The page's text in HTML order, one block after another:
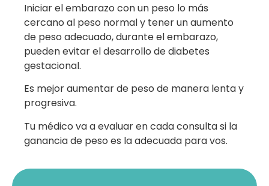
Iniciar el embarazo con un peso lo más
cercano al peso normal y tener un aumento
de peso adecuado, durante el embarazo,
pueden evitar el desarrollo de diabetes
gestacional.
Es mejor aumentar de peso de manera lenta y
progresiva.
Tu médico va a evaluar en cada consulta si la
ganancia de peso es la adecuada para vos.